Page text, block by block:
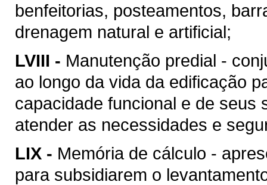
benfeitorias, posteamentos,
drenagem natural e artificial;
LVIII - Manutenção predial -
ao longo da vida da edificação
capacidade funcional e de seus
atender as necessidades e
LIX - Memória de cálculo -
para subsidiarem o